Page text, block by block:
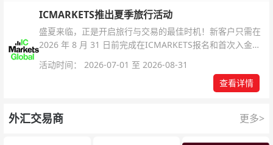
ICMARKETS推出夏季旅行活动
盛夏来临，正是开启旅行与交易的最佳时机！新客户只需在
2026 年 8 月 31 日前完成在ICMARKETS报名和首次入金即
活动时间： 2026-07-01 至 2026-08-31
查看详情
外汇交易商 更多>